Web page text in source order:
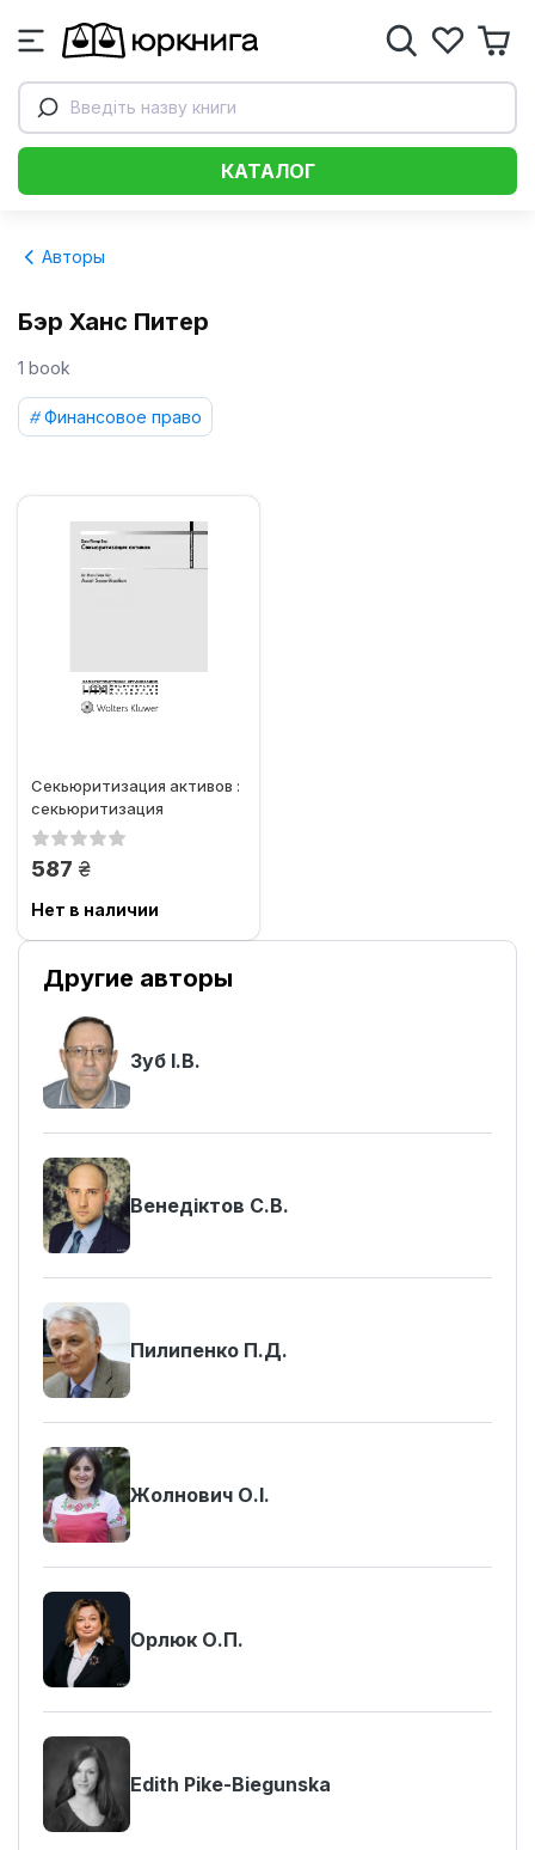
Введіть назву книги
КАТАЛОГ
Авторы
Бэр Ханс Питер
1 book
Финансовое право
Секьюритизация активов :
секьюритизация
финансовых активов —...
587 грн.
Нет в наличии
Другие авторы
Зуб І.В.
Венедіктов С.В.
Пилипенко П.Д.
Жолнович О.І.
Орлюк О.П.
Edith Pike-Biegunska